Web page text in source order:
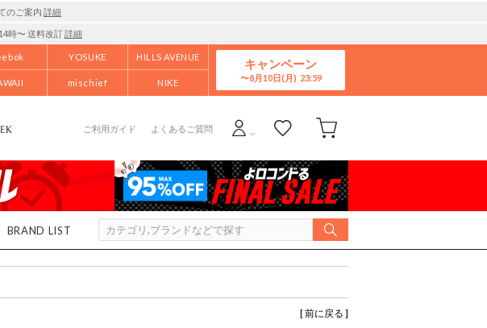
のご案内 詳細
時〜 送料改訂詳細
YOSUKE HILLS AVENUE
mischief NIKE
キャンペーン
8月10日(月)
ご利用ガイド よくあるご質問
BRAND LIST
[ 前に戻る ]